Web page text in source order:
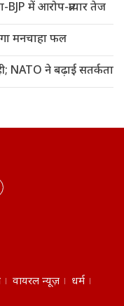
BJP में आरोप-प्रत्यार तेज
मनचाहा फल
NATO ने बढ़ाई सतर्कता
वायरल न्यूज़
धर्म